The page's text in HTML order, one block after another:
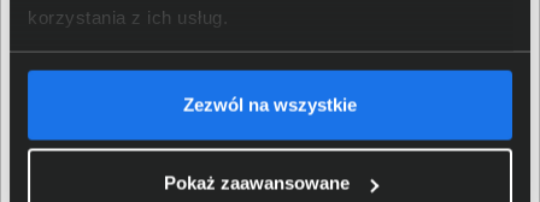
korzystania z ich usług.
Zezwól na wszystkie
Pokaż zaawansowane
możliwości długiej pracy na baterii, jest idealny dla
pracowników mobilnych. Ekran dotykowy z obsługą
rysika Surface Pen ułatwia zarządzanie dokumentacją,
dedykowanych logistyce oraz sprzedaży. Modele
10 i Surface Pro 11 to urządzenia 2w1, które